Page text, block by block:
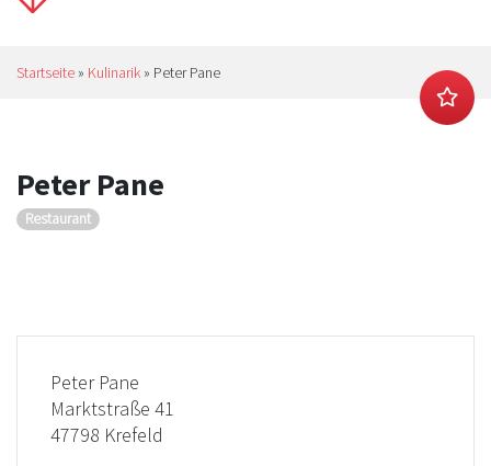
Startseite » Kulinarik » Peter Pane
Peter Pane
Restaurant
Peter Pane
Marktstraße 41
47798 Krefeld